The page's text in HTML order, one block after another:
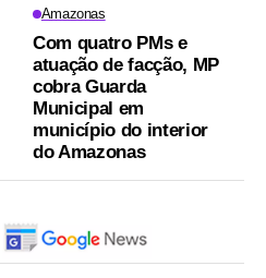
Amazonas
Com quatro PMs e
atuação de facção, MP
cobra Guarda
Municipal em
município do interior
do Amazonas